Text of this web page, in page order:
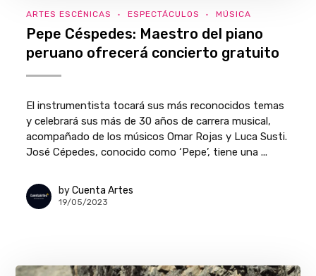
ARTES ESCÉNICAS ESPECTÁCULOS MÚSICA
Pepe Céspedes: Maestro del piano
peruano ofrecerá concierto gratuito
El instrumentista tocará sus más reconocidos temas
y celebrará sus más de 30 años de carrera musical,
acompañado de los músicos Omar Rojas y Luca Susti.
José Cépedes, conocido como ‘Pepe’, tiene una ...
by Cuenta Artes
19/05/2023